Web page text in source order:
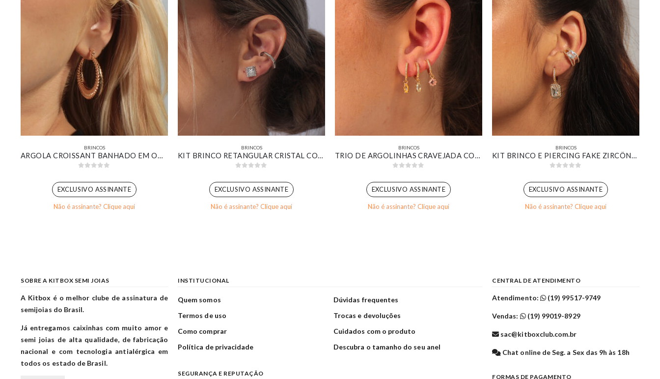
BRINCOS
ARGOLA CROISSANT BANHADO EM OURO 18K
EXCLUSIVO ASSINANTE
Não é assinante? Clique aqui
BRINCOS
KIT BRINCO RETANGULAR CRISTAL COM PIERCING FAKE LISO BANHADO EM OURO BRANCO
EXCLUSIVO ASSINANTE
Não é assinante? Clique aqui
BRINCOS
TRIO DE ARGOLINHAS CRAVEJADA COM PINGENTES MULTIFORMAS COLORIDOS BANHADO EM OURO 18K
EXCLUSIVO ASSINANTE
Não é assinante? Clique aqui
BRINCOS
KIT BRINCO E PIERCING FAKE ZIRCÔNIA RETANGULAR CRISTAL CRAVEJADA BANHADO EM OURO 18K
EXCLUSIVO ASSINANTE
Não é assinante? Clique aqui
SOBRE A KITBOX SEMI JOIAS
A Kitbox é o melhor clube de assinatura de
semijoias do Brasil.
Já entregamos caixinhas com muito amor e
semi joias de alta qualidade, de fabricação
nacional e com tecnologia antialérgica em
todos os estado de Brasil.
INSTITUCIONAL
Quem somos
Termos de uso
Como comprar
Política de privacidade
Dúvidas frequentes
Trocas e devoluções
Cuidados com o produto
Descubra o tamanho do seu anel
SEGURANÇA E REPUTAÇÃO
CENTRAL DE ATENDIMENTO
Atendimento: (19) 99517-9749
Vendas: (19) 99019-8929
sac@kitboxclub.com.br
Chat online de Seg. a Sex das 9h às 18h
FORMAS DE PAGAMENTO